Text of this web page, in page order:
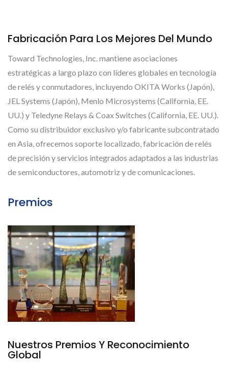
Fabricación Para Los Mejores Del Mundo
Toward Technologies, Inc. mantiene asociaciones
estratégicas a largo plazo con líderes globales en tecnología
de relés y conmutadores, incluyendo OKITA Works (Japón),
JEL Systems (Japón), Menlo Microsystems (California, EE.
UU.) y Teledyne Relays & Coax Switches (California, EE. UU.).
Como su distribuidor exclusivo y/o fabricante subcontratado
en Asia, ofrecemos soporte localizado, fabricación de relés
de precisión y servicios integrados adaptados a las industrias
de semiconductores, automotriz y de comunicaciones.
Premios
Nuestros Premios Y Reconocimiento
Global